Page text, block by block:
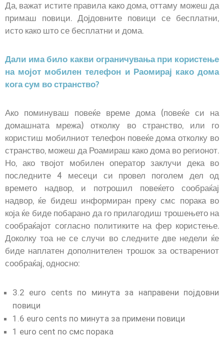
Да, важат истите правила како дома, оттаму можеш да
примаш повици. Дојдовните повици се бесплатни,
исто како што се бесплатни и дома.
Дали има било какви ограничувања при користење
на мојот мобилен телефон и Раомирај како дома
кога сум во странство?
Ако поминуваш повеќе време дома (повеќе си на
домашната мрежа) отколку во странство, или го
користиш мобилниот телефон повеќе дома отколку во
странство, можеш да Роамираш како дома во регионот.
Но, ако твојот мобилен оператор заклучи дека во
последните 4 месеци си провел поголем дел од
времето надвор, и потрошил повеќето сообраќај
надвор, ќе бидеш информиран преку смс порака во
која ќе биде побарано да го прилагодиш трошењето на
сообраќајот согласно политиките на фер користење.
Доколку тоа не се случи во следните две недели ќе
биде наплатен дополнителен трошок за остварениот
сообраќај, односно:
3.2 euro cents по минута за направени појдовни
повици
1.6 euro cents по минута за примени повици
1 euro cent по смс порака